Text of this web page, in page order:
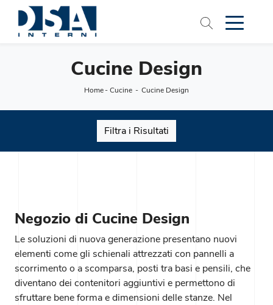
Cucine Design
Home-Cucine - Cucine Design
Filtra i Risultati
Negozio di Cucine Design
Le soluzioni di nuova generazione presentano nuovi
elementi come gli schienali attrezzati con pannelli a
scorrimento o a scomparsa, posti tra basi e pensili, che
diventano dei contenitori aggiuntivi e permettono di
sfruttare bene forma e dimensioni delle stanze. Nel